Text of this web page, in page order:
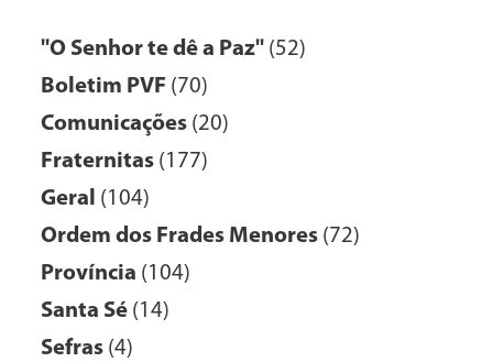
"O Senhor te dê a Paz" (52)
Boletim PVF (70)
Comunicações (20)
Fraternitas (177)
Geral (104)
Ordem dos Frades Menores (72)
Província (104)
Santa Sé (14)
Sefras (4)